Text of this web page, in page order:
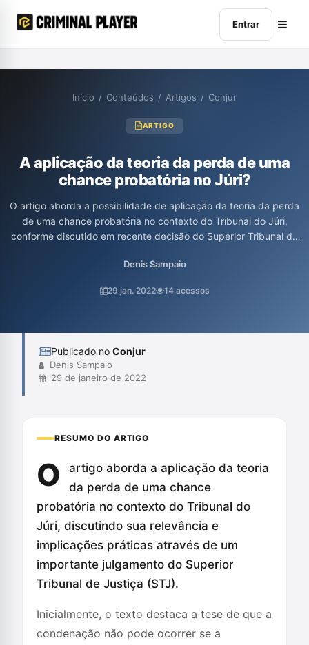
Entrar
Início / Conteúdos / Artigos / Conjur
ARTIGO
A aplicação da teoria da perda de uma
chance probatória no Júri?
O artigo aborda a possibilidade de aplicação da teoria da perda
de uma chance probatória no contexto do Tribunal do Júri,
conforme discutido em recente decisão do Superior Tribunal de
integral de provas por parte da acusação para garantir um
pode comprometer a condenação e, consequentemente, levar à
Denis Sampaio
29 jan. 2022 14 acessos
Publicado no Conjur
Denis Sampaio
29 de janeiro de 2022
RESUMO DO ARTIGO
O
artigo aborda a aplicação da teoria
da perda de uma chance
probatória no contexto do Tribunal do
Júri, discutindo sua relevância e
implicações práticas através de um
importante julgamento do Superior
Tribunal de Justiça (STJ).
Inicialmente, o texto destaca a tese de que a
condenação não pode ocorrer se a